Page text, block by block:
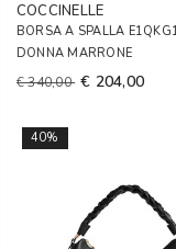
COCCINELLE
BORSA A SPALLA
DONNA MARRONE
€ 340,00 € 204,00
40%